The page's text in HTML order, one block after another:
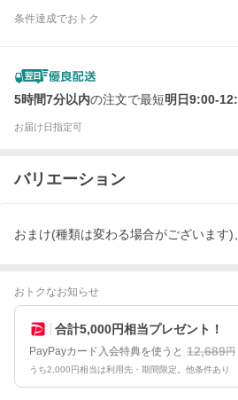
条件達成でおトク
5時間7分以内の注文で最短明日9:00-
お届け日指定可
バリエーション
おまけ(種類は変わる場合がございま
おトクなお知らせ
合計5,000円相当プレゼント！
PayPayカード入会特典を使うと 12,689円
うち2,000円相当は利用先・期間限定。他条件あり